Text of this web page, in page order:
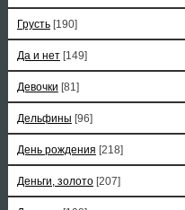
Грусть [190]
Да и нет [149]
Девочки [81]
Дельфины [96]
День рождения [218]
Деньги, золото [207]